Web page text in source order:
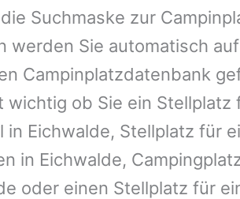
Suchmaske zur
werden Sie automatisch
Campinplatzdatenbank
wichtig ob Sie ein Stellplatz
in Eichwalde, Stellplatz für
in Eichwalde,
oder einen Stellplatz für